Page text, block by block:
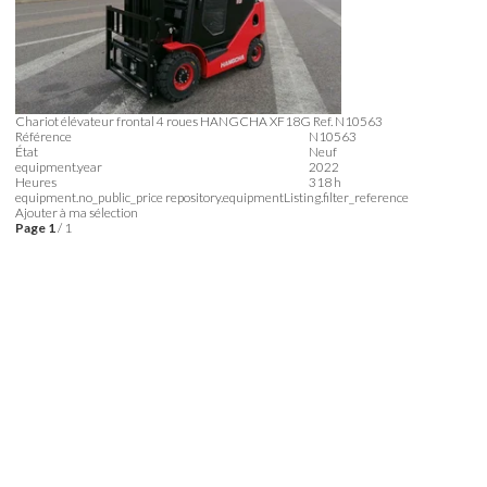
Chariot élévateur frontal 4 roues HANGCHAXF18G Ref. N10563
Référence
N10563
État
Neuf
equipment.year
2022
Heures
318 h
equipment.no_public_price repository.equipmentListing.filter_reference
Ajouter à ma sélection
Page 1/ 1